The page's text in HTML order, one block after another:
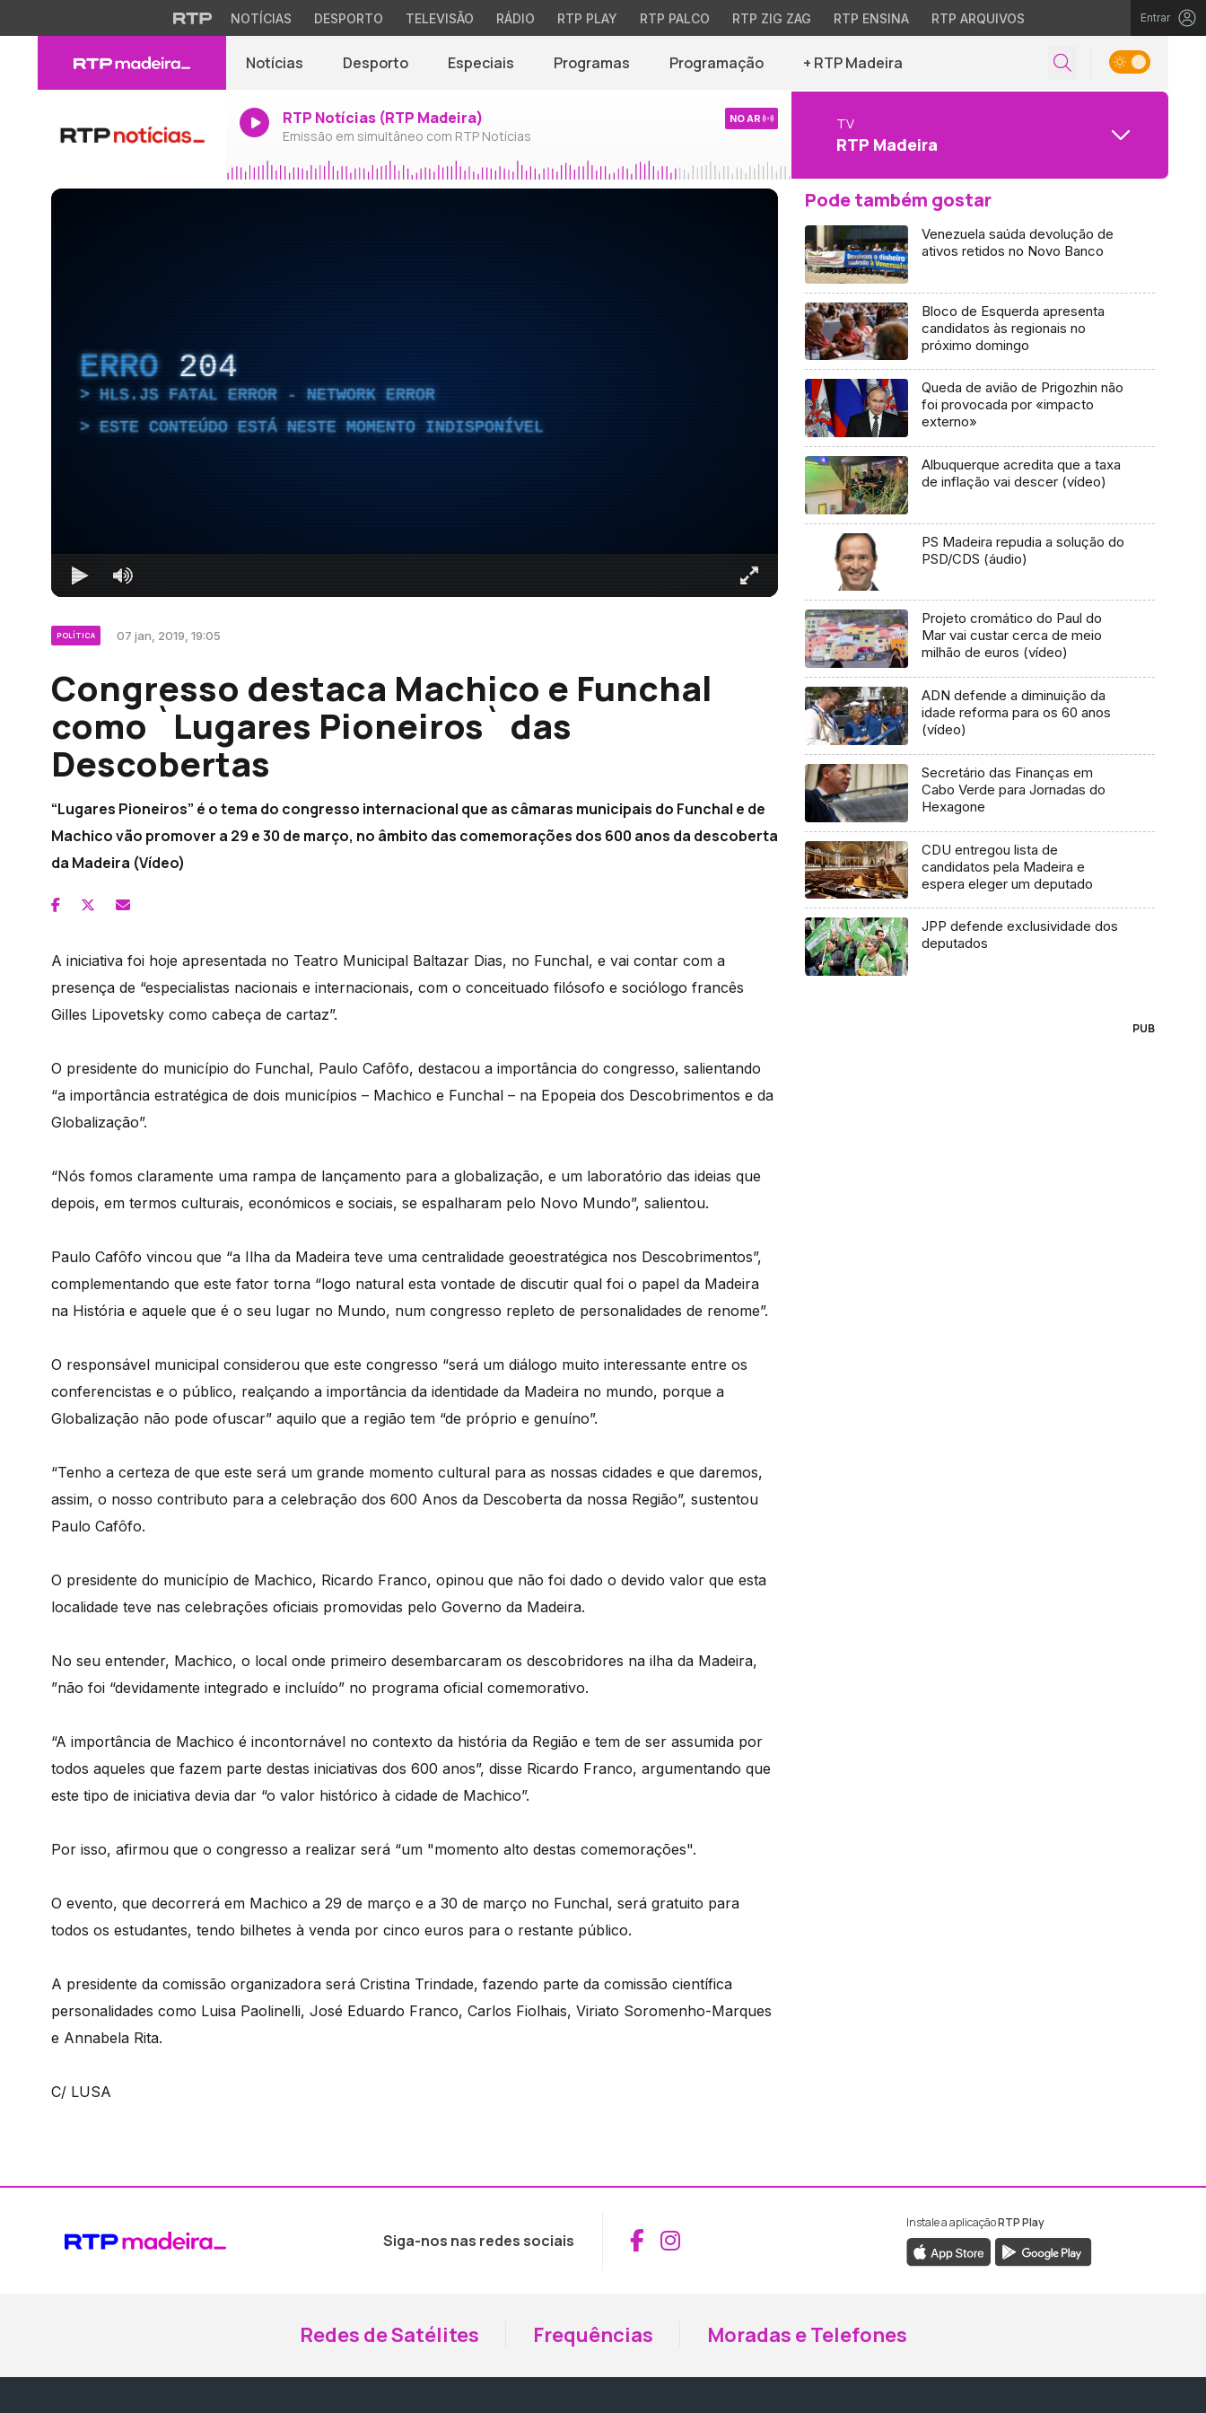
NOTÍCIAS DESPORTO TELEVISÃO RÁDIO RTP PLAY RTP PALCO RTP ZIG ZAG RTP ENSINA RTP ARQUIVOS Entrar
Notícias Desporto Especiais Programas Programação + RTP Madeira
RTP Notícias (RTP Madeira)
Emissão em simultâneo com RTP Notícias
NO AR TV
RTP Madeira
ERRO 204
HLS.JS FATAL ERROR - NETWORK ERROR
ESTE CONTEÚDO ESTÁ NESTE MOMENTO INDISPONÍVEL
POLÍTICA 07 jan, 2019, 19:05
Congresso destaca Machico e Funchal
como `Lugares Pioneiros` das
Descobertas
“Lugares Pioneiros” é o tema do congresso internacional que as câmaras municipais do Funchal e de
Machico vão promover a 29 e 30 de março, no âmbito das comemorações dos 600 anos da descoberta
da Madeira (Vídeo)
A iniciativa foi hoje apresentada no Teatro Municipal Baltazar Dias, no Funchal, e vai contar com a
presença de “especialistas nacionais e internacionais, com o conceituado filósofo e sociólogo francês
Gilles Lipovetsky como cabeça de cartaz”.
O presidente do município do Funchal, Paulo Cafôfo, destacou a importância do congresso, salientando
“a importância estratégica de dois municípios – Machico e Funchal – na Epopeia dos Descobrimentos e da
Globalização”.
“Nós fomos claramente uma rampa de lançamento para a globalização, e um laboratório das ideias que
depois, em termos culturais, económicos e sociais, se espalharam pelo Novo Mundo”, salientou.
Paulo Cafôfo vincou que “a Ilha da Madeira teve uma centralidade geoestratégica nos Descobrimentos”,
complementando que este fator torna “logo natural esta vontade de discutir qual foi o papel da Madeira
na História e aquele que é o seu lugar no Mundo, num congresso repleto de personalidades de renome”.
O responsável municipal considerou que este congresso “será um diálogo muito interessante entre os
conferencistas e o público, realçando a importância da identidade da Madeira no mundo, porque a
Globalização não pode ofuscar” aquilo que a região tem “de próprio e genuíno”.
“Tenho a certeza de que este será um grande momento cultural para as nossas cidades e que daremos,
assim, o nosso contributo para a celebração dos 600 Anos da Descoberta da nossa Região”, sustentou
Paulo Cafôfo.
O presidente do município de Machico, Ricardo Franco, opinou que não foi dado o devido valor que esta
localidade teve nas celebrações oficiais promovidas pelo Governo da Madeira.
No seu entender, Machico, o local onde primeiro desembarcaram os descobridores na ilha da Madeira,
”não foi “devidamente integrado e incluído” no programa oficial comemorativo.
“A importância de Machico é incontornável no contexto da história da Região e tem de ser assumida por
todos aqueles que fazem parte destas iniciativas dos 600 anos”, disse Ricardo Franco, argumentando que
este tipo de iniciativa devia dar “o valor histórico à cidade de Machico”.
Por isso, afirmou que o congresso a realizar será “um "momento alto destas comemorações".
O evento, que decorrerá em Machico a 29 de março e a 30 de março no Funchal, será gratuito para
todos os estudantes, tendo bilhetes à venda por cinco euros para o restante público.
A presidente da comissão organizadora será Cristina Trindade, fazendo parte da comissão científica
personalidades como Luisa Paolinelli, José Eduardo Franco, Carlos Fiolhais, Viriato Soromenho-Marques
e Annabela Rita.
C/ LUSA
Pode também gostar
Venezuela saúda devolução de
ativos retidos no Novo Banco
Bloco de Esquerda apresenta
candidatos às regionais no
próximo domingo
Queda de avião de Prigozhin não
foi provocada por «impacto
externo»
Albuquerque acredita que a taxa
de inflação vai descer (vídeo)
PS Madeira repudia a solução do
PSD/CDS (áudio)
Projeto cromático do Paul do
Mar vai custar cerca de meio
milhão de euros (vídeo)
ADN defende a diminuição da
idade reforma para os 60 anos
(vídeo)
Secretário das Finanças em
Cabo Verde para Jornadas do
Hexagone
CDU entregou lista de
candidatos pela Madeira e
espera eleger um deputado
JPP defende exclusividade dos
deputados
PUB
Siga-nos nas redes sociais Aceder ao Facebook da RTP Madeira
Aceder ao Instagram da RTP Madeira
Instale a aplicaçãoRTP Play
Redes de Satélites Frequências Moradas e Telefones